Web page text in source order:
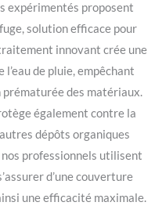
expérimentés proposent
solution efficace pour
innovant crée une
de pluie, empêchant
des matériaux.
également contre la
dépôts organiques
professionnels utilisent
d’une couverture
une efficacité maximale.